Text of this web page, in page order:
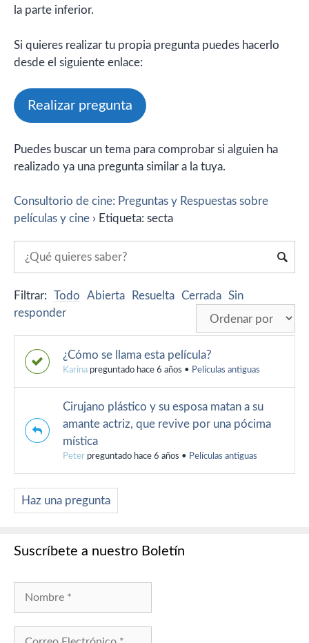
la parte inferior.
Si quieres realizar tu propia pregunta puedes hacerlo
desde el siguiente enlace:
Realizar pregunta
Puedes buscar un tema para comprobar si alguien ha
realizado ya una pregunta similar a la tuya.
Consultorio de cine: Preguntas y Respuestas sobre
películas y cine › Etiqueta: secta
Filtrar: Todo Abierta Resuelta Cerrada Sin
responder
¿Cómo se llama esta película?
Karina preguntado hace 6 años • Películas antiguas
Cirujano plástico y su esposa matan a su
amante actriz, que revive por una pócima
mística
Peter preguntado hace 6 años • Películas antiguas
Haz una pregunta
Suscríbete a nuestro Boletín